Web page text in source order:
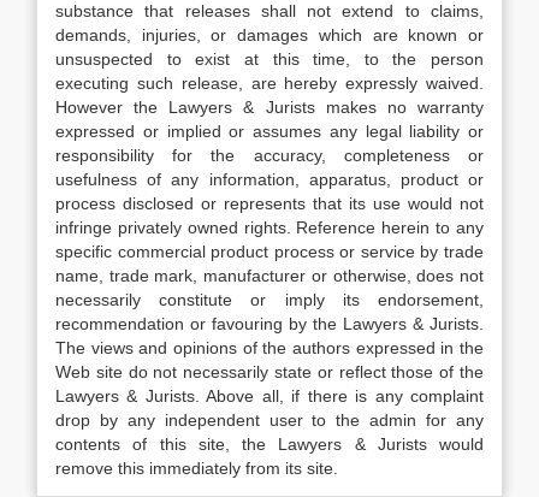
substance that releases shall not extend to claims,
demands, injuries, or damages which are known or
unsuspected to exist at this time, to the person
executing such release, are hereby expressly waived.
However the Lawyers & Jurists makes no warranty
expressed or implied or assumes any legal liability or
responsibility for the accuracy, completeness or
usefulness of any information, apparatus, product or
process disclosed or represents that its use would not
infringe privately owned rights. Reference herein to any
specific commercial product process or service by trade
name, trade mark, manufacturer or otherwise, does not
necessarily constitute or imply its endorsement,
recommendation or favouring by the Lawyers & Jurists.
The views and opinions of the authors expressed in the
Web site do not necessarily state or reflect those of the
Lawyers & Jurists. Above all, if there is any complaint
drop by any independent user to the admin for any
contents of this site, the Lawyers & Jurists would
remove this immediately from its site.